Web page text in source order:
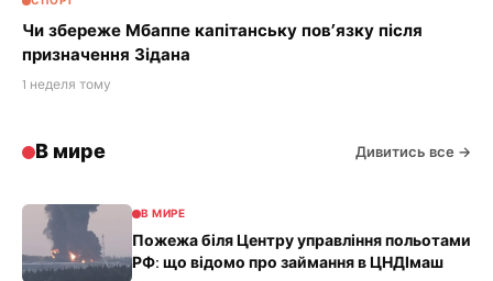
Чи збереже Мбаппе капітанську пов’язку після
призначення Зідана
1 неделя тому
В мире Дивитись все →
В МИРЕ
Пожежа біля Центру управління польотами
РФ: що відомо про займання в ЦНДІмаш